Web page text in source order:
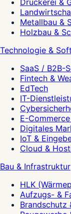
Druckerei &
Metallbau &
Holzbau &
Technologie &
SaaS / B2B-
Fintech &
EdTech
IT-
E-
Digitales
IoT &
Cloud &
Bau & Infrastruktur
HLK
Aufzugs- &
Brandschutz